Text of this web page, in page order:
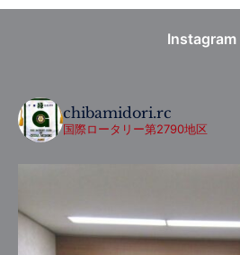
Instagram
chibamidori.rc
国際ロータリー第2790地区